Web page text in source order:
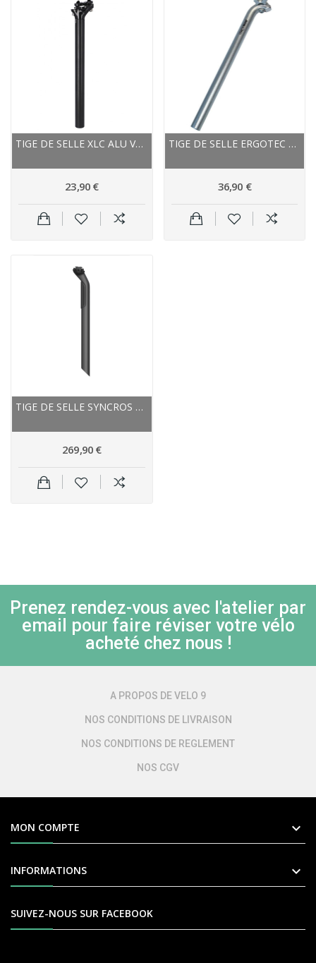
TIGE DE SELLE XLC ALU VTT VTC SP R06 NOIRE
23,90 €
TIGE DE SELLE ERGOTEC ALU VTT XTASY HOOK...
36,90 €
TIGE DE SELLE SYNCROS CARBONE R 101 CF AERO SL...
269,90 €
Prenez rendez-vous avec l'atelier par
email pour faire réviser votre vélo
acheté chez nous !
A PROPOS DE VELO 9
NOS CONDITIONS DE LIVRAISON
NOS CONDITIONS DE REGLEMENT
NOS CGV
MON COMPTE 
INFORMATIONS 
SUIVEZ-NOUS SUR FACEBOOK